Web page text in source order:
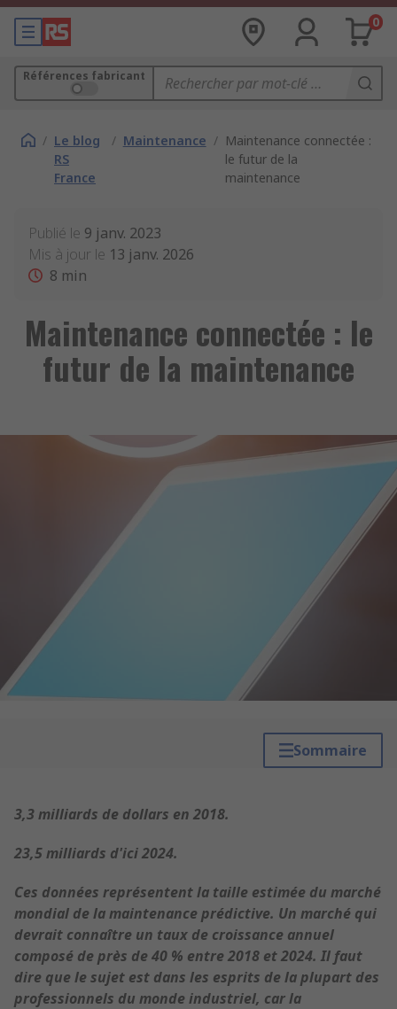
0
Références fabricant
/ Le blog
RS
France
/ Maintenance / Maintenance connectée :
le futur de la
maintenance
Publié le 9 janv. 2023
Mis à jour le 13 janv. 2026
8 min
Maintenance connectée : le
futur de la maintenance
Sommaire
3,3 milliards de dollars en 2018.
23,5 milliards d'ici 2024.
Ces données représentent la taille estimée du marché
mondial de la maintenance prédictive. Un marché qui
devrait connaître un taux de croissance annuel
composé de près de 40 % entre 2018 et 2024. Il faut
dire que le sujet est dans les esprits de la plupart des
professionnels du monde industriel, car la